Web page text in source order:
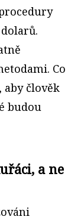
Co
aby člověk
budou
a ne